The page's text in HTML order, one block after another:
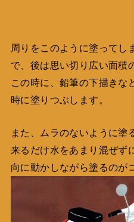
周りをこのように塗ってし
で、後は思い切り広い面積
この時に、鉛筆の下描きな
時に塗りつぶします。
また、ムラのないように塗
来るだけ水をあまり混ぜず
向に動かしながら塗るのが